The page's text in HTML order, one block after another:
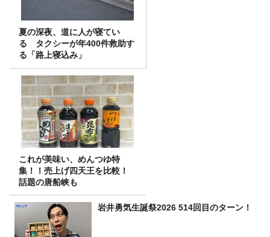
夏の深夜、道に人が寝てい
る タクシーが年400件救助す
る「路上寝込み」
これが美味い、めんつゆ特
集！！売上げ四天王を比較！
話題の唐船峡も
岩井勇気生誕祭2026 514回目のターン！